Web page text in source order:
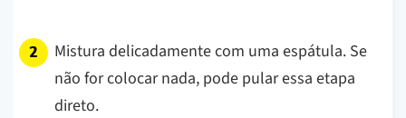
Mistura delicadamente com uma espátula. Se
não for colocar nada, pode pular essa etapa
direto.